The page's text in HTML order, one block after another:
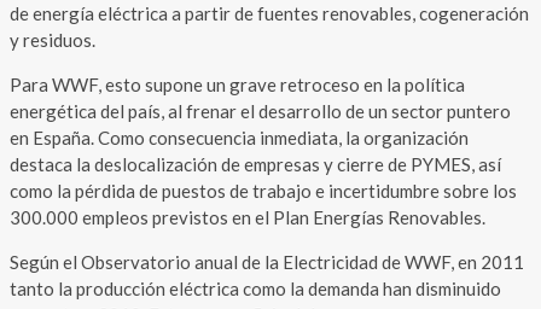
de energía eléctrica a partir de fuentes renovables, cogeneración
y residuos.
Para WWF, esto supone un grave retroceso en la política
energética del país, al frenar el desarrollo de un sector puntero
en España. Como consecuencia inmediata, la organización
destaca la deslocalización de empresas y cierre de PYMES, así
como la pérdida de puestos de trabajo e incertidumbre sobre los
300.000 empleos previstos en el Plan Energías Renovables.
Según el Observatorio anual de la Electricidad de WWF, en 2011
tanto la producción eléctrica como la demanda han disminuido